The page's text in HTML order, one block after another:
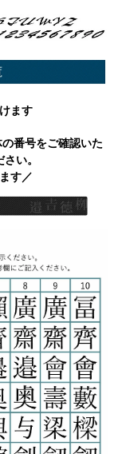
ます
番号をご確認いた
い。
す／